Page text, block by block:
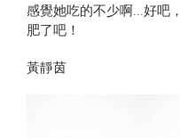
感覺她吃的不少啊...好吧
肥了吧！
黃靜茵